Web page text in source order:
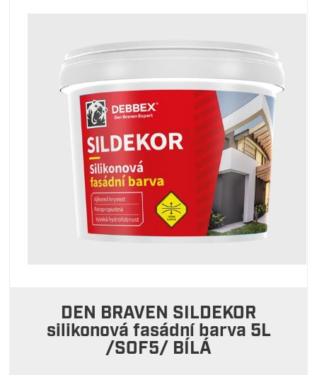
DEN BRAVEN SILDEKOR
silikonová fasádní barva 5L
/SOF5/ BÍLÁ